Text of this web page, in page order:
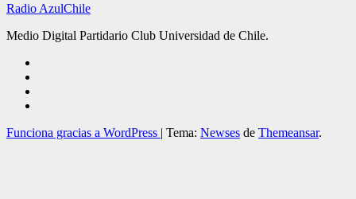
Radio AzulChile
Medio Digital Partidario Club Universidad de Chile.
Funciona gracias a WordPress | Tema: Newses de Themeansar.